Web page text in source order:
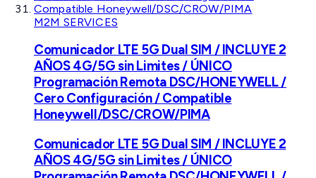
M2M SERVICES
Comunicador LTE 5G Dual SIM / INCLUYE 2
AÑOS 4G/5G sin Limites / ÚNICO
Programación Remota DSC/HONEYWELL /
Cero Configuración / Compatible
Honeywell/DSC/CROW/PIMA
Comunicador LTE 5G Dual SIM / INCLUYE 2
AÑOS 4G/5G sin Limites / ÚNICO